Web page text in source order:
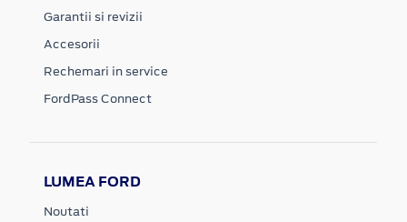
Garantii si revizii
Accesorii
Rechemari in service
FordPass Connect
LUMEA FORD
Noutati